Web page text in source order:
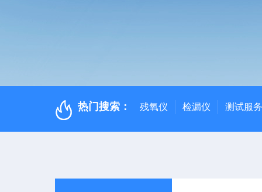
热门搜索： 残氧仪 检漏仪 测试服务